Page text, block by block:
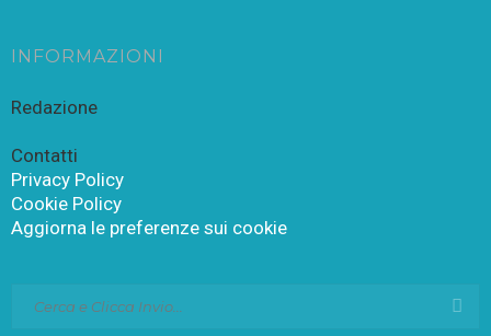
INFORMAZIONI
Redazione
Contatti
Privacy Policy
Cookie Policy
Aggiorna le preferenze sui cookie